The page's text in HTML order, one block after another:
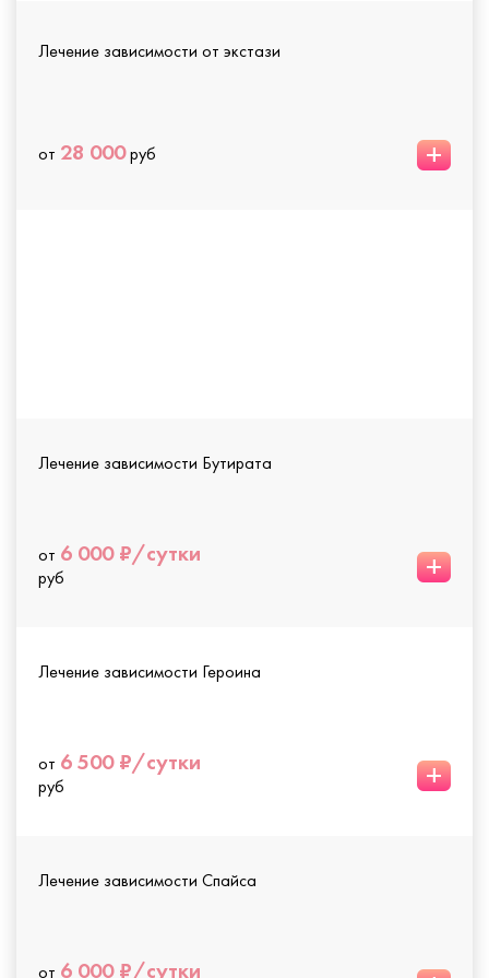
Лечение зависимости от экстази
от 28 000руб +
Лечение зависимости Бутирата
от 6 000 ₽/сутки
руб +
Лечение зависимости Героина
от 6 500 ₽/сутки
руб +
Лечение зависимости Спайса
от 6 000 ₽/сутки